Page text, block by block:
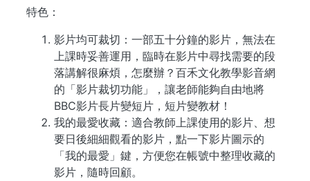
特色：
影片均可裁切：一部五十分鐘的影片，無法在
上課時妥善運用，臨時在影片中尋找需要的段
落講解很麻煩，怎麼辦？百禾文化教學影音網
的「影片裁切功能」，讓老師能夠自由地將
BBC影片長片變短片，短片變教材！
我的最愛收藏：適合教師上課使用的影片、想
要日後細細觀看的影片，點一下影片圖示的
「我的最愛」鍵，方便您在帳號中整理收藏的
影片，隨時回顧。